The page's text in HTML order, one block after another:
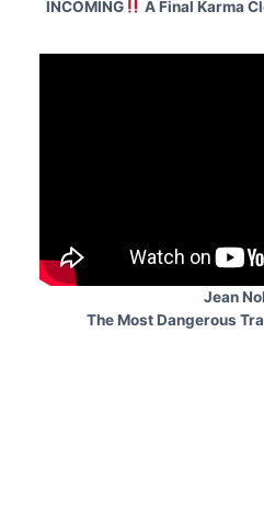
INCOMING
A Final Karma
Jean
The Most Dangerous